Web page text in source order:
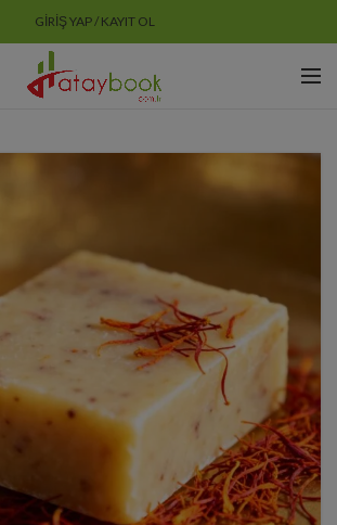
GIRIŞ YAP / KAYIT OL